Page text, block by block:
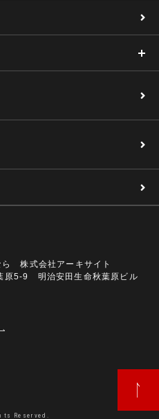
ら 株式会社アーキサイト
5-9 明治安田生命秋葉原ビル
Reserved.